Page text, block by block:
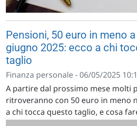
Pensioni, 50 euro in meno
giugno 2025: ecco a chi
taglio
Finanza personale - 06/05/2025
A partire dal prossimo mese molti
ritroveranno con 50 euro in meno
a chi tocca questo taglio, e cosa